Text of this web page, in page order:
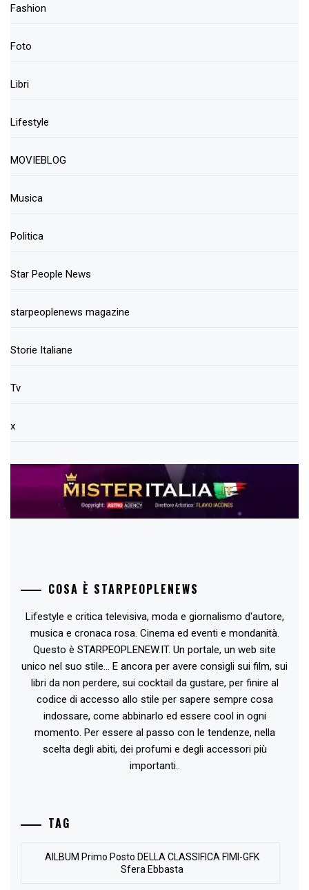
Fashion
Foto
Libri
Lifestyle
MOVIEBLOG
Musica
Politica
Star People News
starpeoplenews magazine
Storie Italiane
Tv
x
COSA È STARPEOPLENEWS
Lifestyle e critica televisiva, moda e giornalismo d'autore,
musica e cronaca rosa. Cinema ed eventi e mondanità.
Questo è STARPEOPLENEW.IT. Un portale, un web site
unico nel suo stile... E ancora per avere consigli sui film, sui
libri da non perdere, sui cocktail da gustare, per finire al
codice di accesso allo stile per sapere sempre cosa
indossare, come abbinarlo ed essere cool in ogni
momento. Per essere al passo con le tendenze, nella
scelta degli abiti, dei profumi e degli accessori più
importanti..
TAG
AlLBUM Primo Posto DELLA CLASSIFICA FIMI-GFK
Sfera Ebbasta